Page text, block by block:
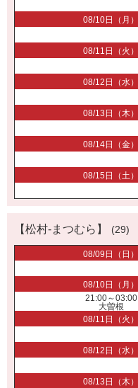
08/10日（月）
08/11日（火）
08/12日（水）
08/13日（木）
08/14日（金）
08/15日（土）
【松村-まつむら】 (29)
08/09日（日）
08/10日（月）
21:00～03:00
大曽根
08/11日（火）
08/12日（水）
08/13日（木）